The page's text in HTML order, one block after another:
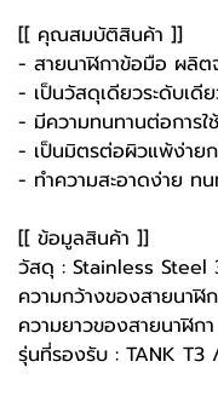
[[ คุณสมบัติสินค้า ]]
- สายนาฬิกาข้อมือ ผลิต
- เป็นวัสดุเดียวระดับเดี
- มีความทนทานต่อการ
- เป็นมิตรต่อผิวแพ้ง่าย
- ทำความสะอาดง่าย ท
[[ ข้อมูลสินค้า ]]
วัสดุ : Stainless Steel
ความกว้างของสายนาฬิ
ความยาวของสายนาฬิก
รุ่นที่รองรับ : TANK